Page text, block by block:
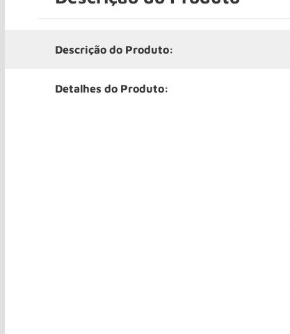
Descrição do Produto:
Detalhes do Produto: